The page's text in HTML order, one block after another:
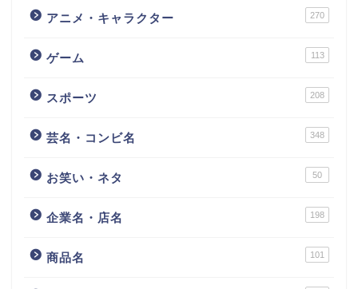
アニメ・キャラクター 270
ゲーム 113
スポーツ 208
芸名・コンビ名 348
お笑い・ネタ 50
企業名・店名 198
商品名 101